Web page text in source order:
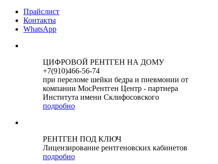
Прайслист
Контакты
WhatsApp
ЦИФРОВОЙ РЕНТГЕН НА ДОМУ
+7(910)466-56-74
при переломе шейки бедра и пневмонии от
компании МосРентген Центр - партнера
Института имени Склифосовского
подробно
РЕНТГЕН ПОД КЛЮЧ
Лицензирование рентгеновских кабинетов
подробно